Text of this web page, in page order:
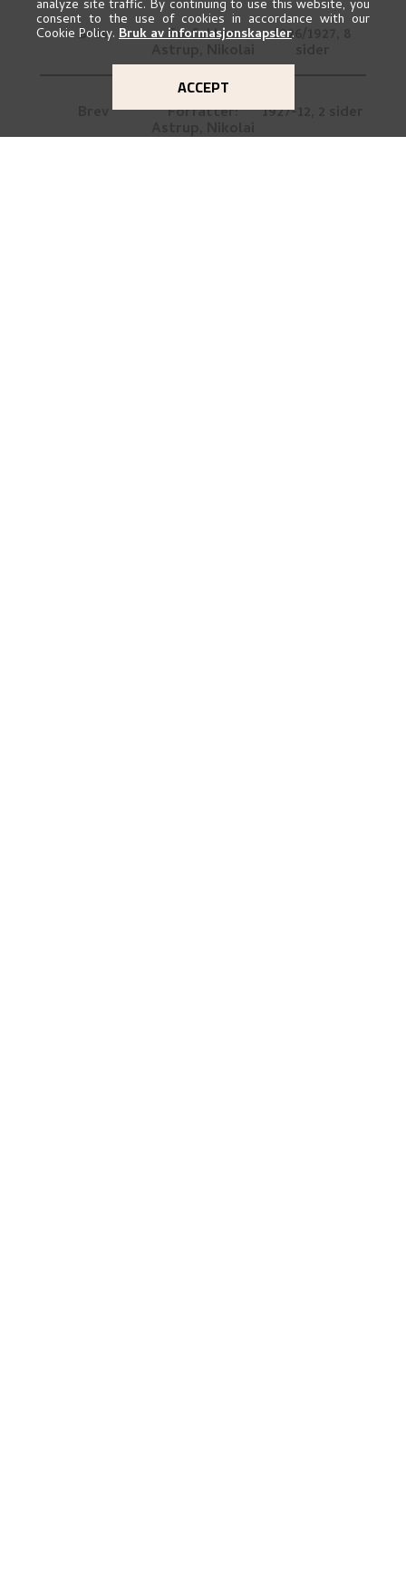
Brev Forfatter: 1926/1927,
Forfatter: 1927-12,
analyze site traffic. By continuing to use this website, you
consent to the use of cookies in accordance with our
Cookie Policy. Bruk av informasjonskapsler.
ACCEPT